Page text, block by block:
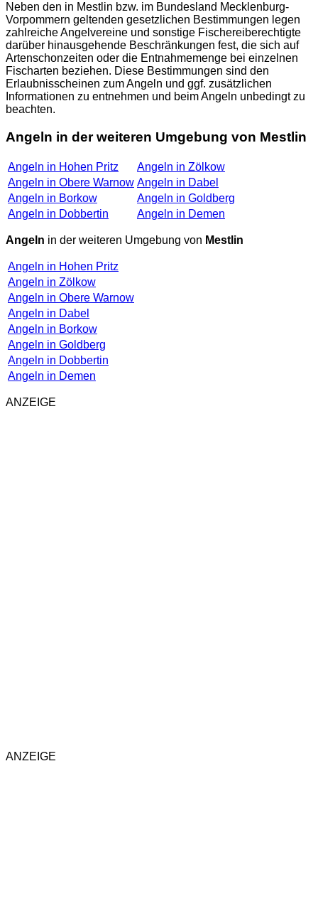
Neben den in Mestlin bzw. im Bundesland Mecklenburg-
Vorpommern geltenden gesetzlichen Bestimmungen legen
zahlreiche Angelvereine und sonstige Fischereiberechtigte
darüber hinausgehende Beschränkungen fest, die sich auf
Artenschonzeiten oder die Entnahmemenge bei einzelnen
Fischarten beziehen. Diese Bestimmungen sind den
Erlaubnisscheinen zum Angeln und ggf. zusätzlichen
Informationen zu entnehmen und beim Angeln unbedingt zu
beachten.
Angeln in der weiteren Umgebung von Mestlin
Angeln in Hohen Pritz
Angeln in Zölkow
Angeln in Obere Warnow Angeln in Dabel
Angeln in Borkow
Angeln in Goldberg
Angeln in Dobbertin
Angeln in Demen
Angeln in der weiteren Umgebung von Mestlin
Angeln in Hohen Pritz
Angeln in Zölkow
Angeln in Obere Warnow
Angeln in Dabel
Angeln in Borkow
Angeln in Goldberg
Angeln in Dobbertin
Angeln in Demen
ANZEIGE
ANZEIGE